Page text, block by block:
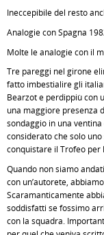
Ineccepibile del resto
Analogie con Spagna
Molte le analogie con il
Tre pareggi nel girone
fatto imbestialire gli
Bearzot e perdippiù con
una maggiore presenza
sondaggio in una
considerato che solo uno
conquistare il Trofeo per
Quando non siamo
con un’autorete,
Scaramanticamente
soddisfatti se fossimo
con la squadra.